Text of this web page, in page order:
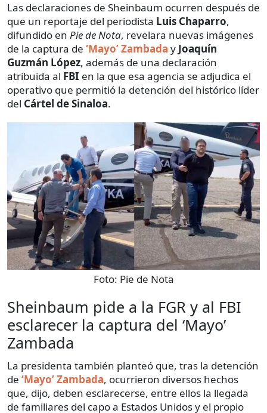
Las declaraciones de Sheinbaum ocurren después de
que un reportaje del periodista Luis Chaparro,
difundido en Pie de Nota, revelara nuevas imágenes
de la captura de ‘Mayo’ Zambada y Joaquín
Guzmán López, además de una declaración
atribuida al FBI en la que esa agencia se adjudica el
operativo que permitió la detención del histórico líder
del Cártel de Sinaloa.
Foto: Pie de Nota
Sheinbaum pide a la FGR y al FBI
esclarecer la captura del ‘Mayo’
Zambada
La presidenta también planteó que, tras la detención
de ‘Mayo’ Zambada, ocurrieron diversos hechos
que, dijo, deben esclarecerse, entre ellos la llegada
de familiares del capo a Estados Unidos y el propio